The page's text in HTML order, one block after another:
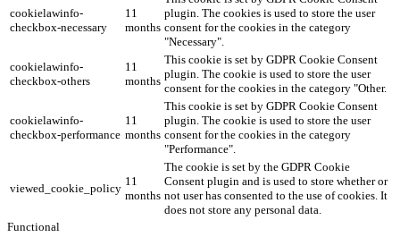
cookielawinfo-
checkbox-necessary
11
months
plugin. The cookies is used to store the user
consent for the cookies in the category
"Necessary".
cookielawinfo-
checkbox-others
11
months
This cookie is set by GDPR Cookie Consent
plugin. The cookie is used to store the user
consent for the cookies in the category "Other.
cookielawinfo-
checkbox-performance
11
months
This cookie is set by GDPR Cookie Consent
plugin. The cookie is used to store the user
consent for the cookies in the category
"Performance".
viewed_cookie_policy
11
months
The cookie is set by the GDPR Cookie
Consent plugin and is used to store whether or
not user has consented to the use of cookies. It
does not store any personal data.
Functional